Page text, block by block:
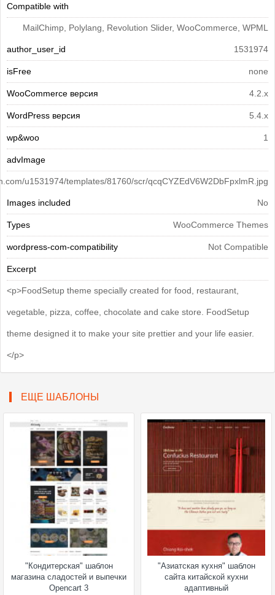
Compatible with
MailChimp, Polylang, Revolution Slider, WooCommerce, WPML
author_user_id 1531974
isFree none
WooCommerce версия 4.2.x
WordPress версия 5.4.x
wp&woo 1
advImage
u1531974/templates/81760/scr/qcqCYZEdV6W2DbFpxlmR.jpg
Images included No
Types WooCommerce Themes
wordpress-com-compatibility Not Compatible
Excerpt
<p>FoodSetup theme specially created for food, restaurant,
vegetable, pizza, coffee, chocolate and cake store. FoodSetup
theme designed it to make your site prettier and your life easier.
</p>
ЕЩЕ ШАБЛОНЫ
"Кондитерская" шаблон
магазина сладостей и выпечки
Opencart 3
"Азиатская кухня" шаблон
сайта китайской кухни
адаптивный